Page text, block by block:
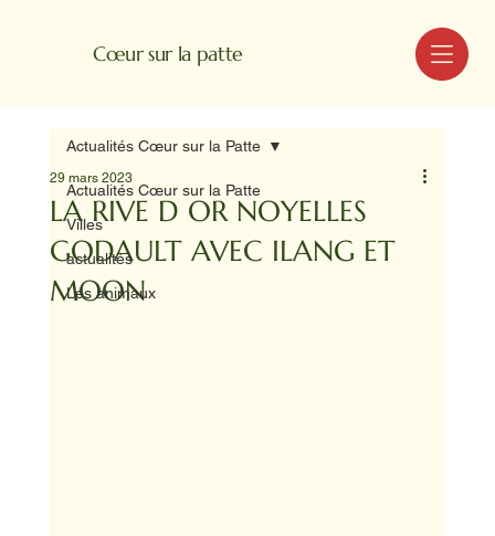
Cœur sur la patte MENU
Actualités Cœur sur la Patte
Villes
actualités
Les animaux
Actualités Cœur sur la Patte
LA RIVE D OR NOYELLES
GODAULT AVEC ILANG ET
MOON
29 mars 2023